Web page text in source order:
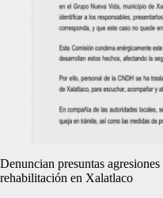
Denuncian presuntas
rehabilitación en Xalatlaco